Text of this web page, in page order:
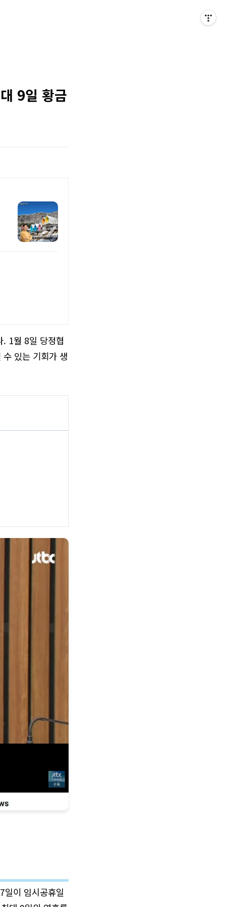
9일 황금
. 1월 8일 당정협
있는 기회가 생
이 임시공휴일